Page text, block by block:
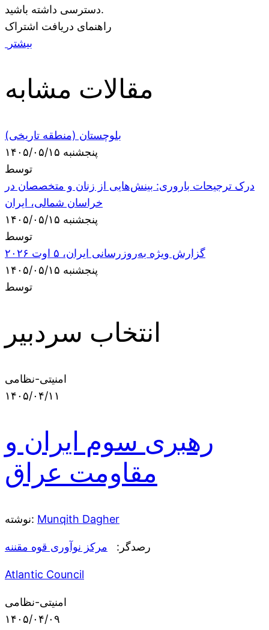
دسترسی داشته باشید.
راهنمای دریافت اشتراک
بیشتر
مقالات مشابه
بلوچستان (منطقه تاریخی)
پنجشنبه ۱۴۰۵/۰۵/۱۵
توسط
درک ترجیحات باروری: بینش‌هایی از زنان و متخصصان در
خراسان شمالی، ایران
پنجشنبه ۱۴۰۵/۰۵/۱۵
توسط
گزارش ویژه به‌روزرسانی ایران، ۵ اوت ۲۰۲۶
پنجشنبه ۱۴۰۵/۰۵/۱۵
توسط
انتخاب سردبیر
امنیتی-نظامی
۱۴۰۵/۰۴/۱۱
رهبری سوم ایران و
مقاومت عراق
نوشته: Munqith Dagher
رصدگر: مرکز نوآوری قوه مقننه
Atlantic Council
امنیتی-نظامی
۱۴۰۵/۰۴/۰۹